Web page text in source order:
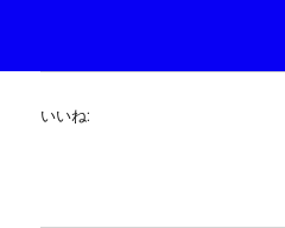
いいね: